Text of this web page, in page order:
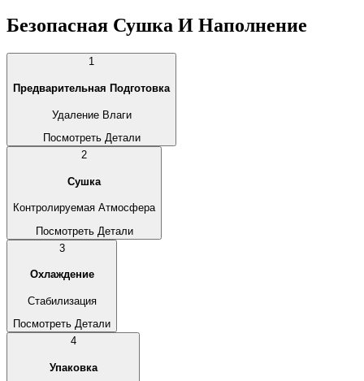
Безопасная Сушка И Наполнение
1
Предварительная Подготовка
Удаление Влаги
Посмотреть Детали
2
Сушка
Контролируемая Атмосфера
Посмотреть Детали
3
Охлаждение
Стабилизация
Посмотреть Детали
4
Упаковка